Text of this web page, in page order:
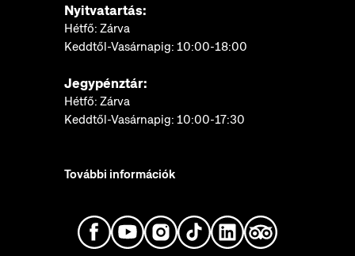
Nyitvatartás:
Hétfő: Zárva
Keddtől-Vasárnapig: 10:00-18:00
Jegypénztár:
Hétfő: Zárva
Keddtől-Vasárnapig: 10:00-17:30
További információk